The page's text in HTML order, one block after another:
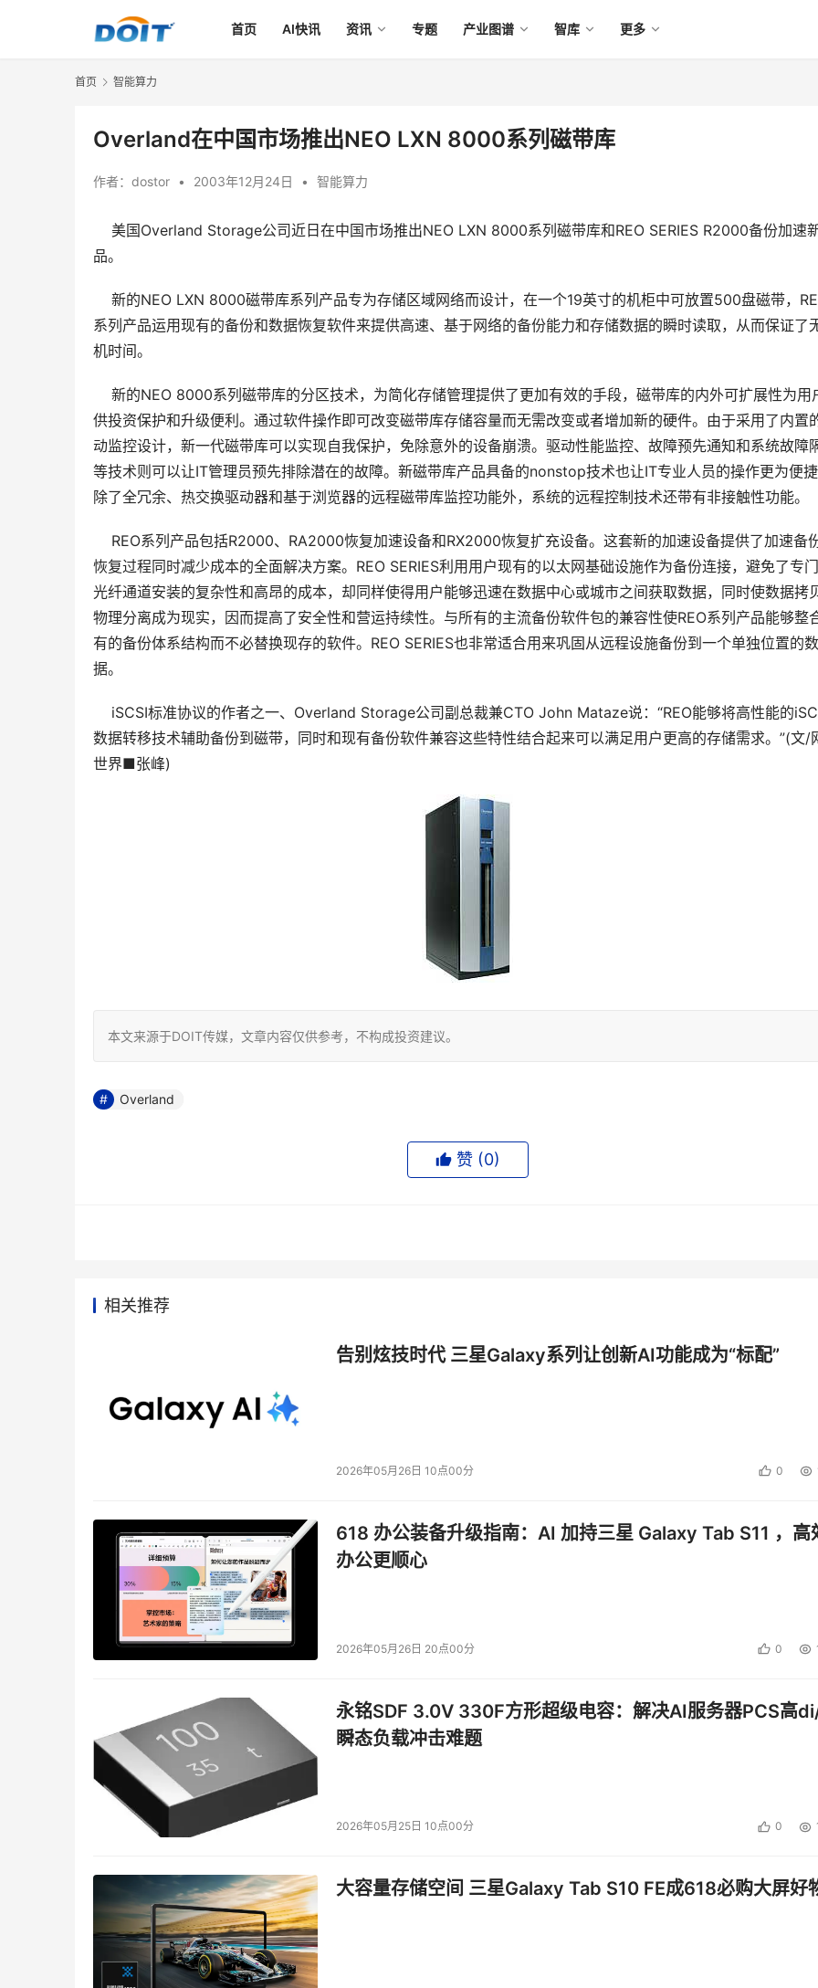
首页 AI快讯 资讯 专题 产业图谱 智库 更多
首页 智能算力
Overland在中国市场推出NEO LXN 8000系列磁带库
作者： dostor • 2003年12月24日 • 智能算力
美国Overland Storage公司近日在中国市场推出NEO LXN 8000系列磁带库和REO SERIES R2000备份加速
品。
新的NEO LXN 8000磁带库系列产品专为存储区域网络而设计，在一个19英寸的机柜中可放置500盘磁带，
系列产品运用现有的备份和数据恢复软件来提供高速、基于网络的备份能力和存储数据的瞬时读取，从而保证了
机时间。
新的NEO 8000系列磁带库的分区技术，为简化存储管理提供了更加有效的手段，磁带库的内外可扩展性为用
供投资保护和升级便利。通过软件操作即可改变磁带库存储容量而无需改变或者增加新的硬件。由于采用了内置
动监控设计，新一代磁带库可以实现自我保护，免除意外的设备崩溃。驱动性能监控、故障预先通知和系统故障
等技术则可以让IT管理员预先排除潜在的故障。新磁带库产品具备的nonstop技术也让IT专业人员的操作更为便捷
除了全冗余、热交换驱动器和基于浏览器的远程磁带库监控功能外，系统的远程控制技术还带有非接触性功能。
REO系列产品包括R2000、RA2000恢复加速设备和RX2000恢复扩充设备。这套新的加速设备提供了加速备
恢复过程同时减少成本的全面解决方案。REO SERIES利用用户现有的以太网基础设施作为备份连接，避免了专
光纤通道安装的复杂性和高昂的成本，却同样使得用户能够迅速在数据中心或城市之间获取数据，同时使数据拷
物理分离成为现实，因而提高了安全性和营运持续性。与所有的主流备份软件包的兼容性使REO系列产品能够整
有的备份体系结构而不必替换现存的软件。REO SERIES也非常适合用来巩固从远程设施备份到一个单独位置的数
据。
iSCSI标准协议的作者之一、Overland Storage公司副总裁兼CTO John Mataze说：“REO能够将高性能的
数据转移技术辅助备份到磁带，同时和现有备份软件兼容这些特性结合起来可以满足用户更高的存储需求。”(文/
世界■张峰)
本文来源于DOIT传媒，文章内容仅供参考，不构成投资建议。
Overland
赞 (0)
相关推荐
告别炫技时代 三星Galaxy系列让创新AI功能成为“标配”
2026年05月26日 10点00分 0
618 办公装备升级指南：AI 加持三星 Galaxy Tab S11 ，高
办公更顺心
2026年05月26日 20点00分 0
永铭SDF 3.0V 330F方形超级电容：解决AI服务器PCS高
瞬态负载冲击难题
2026年05月25日 10点00分 0
大容量存储空间 三星Galaxy Tab S10 FE成618必购大屏好